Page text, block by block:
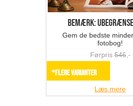
Bemærk:
Gem de bedste
fotobog!
Førpris546,-
*Flere varianter
Læs mere